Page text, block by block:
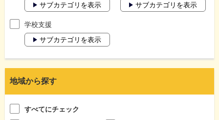
サブカテゴリを表示
サブカテゴリを表示
学校支援
サブカテゴリを表示
地域から探す
すべてにチェック